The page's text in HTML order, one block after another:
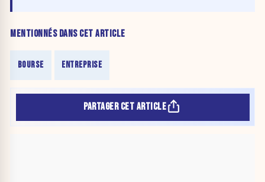
MENTIONNÉS DANS CET ARTICLE
BOURSE ENTREPRISE
PARTAGER CET ARTICLE